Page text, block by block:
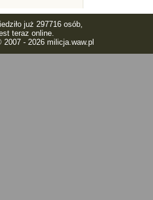
już 297716 osób,
teraz online.
2007 - 2026 milicja.waw.pl